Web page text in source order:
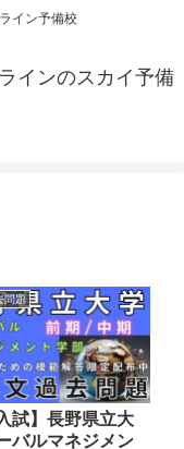
イン予備校
インのスカイ予備
問題
試】長野県立大
バルマネジメン